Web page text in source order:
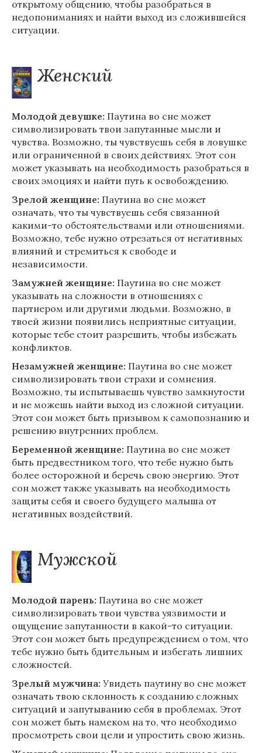
открытому общению, чтобы разобраться в
недопониманиях и найти выход из сложившейся
ситуации.
Женский
Молодой девушке: Паутина во сне может
символизировать твои запутанные мысли и
чувства. Возможно, ты чувствуешь себя в ловушке
или ограниченной в своих действиях. Этот сон
может указывать на необходимость разобраться в
своих эмоциях и найти путь к освобождению.
Зрелой женщине: Паутина во сне может
означать, что ты чувствуешь себя связанной
какими-то обстоятельствами или отношениями.
Возможно, тебе нужно отрезаться от негативных
влияний и стремиться к свободе и
независимости.
Замужней женщине: Паутина во сне может
указывать на сложности в отношениях с
партнером или другими людьми. Возможно, в
твоей жизни появились неприятные ситуации,
которые тебе стоит разрешить, чтобы избежать
конфликтов.
Незамужней женщине: Паутина во сне может
символизировать твои страхи и сомнения.
Возможно, ты испытываешь чувство замкнутости
и не можешь найти выход из сложной ситуации.
Этот сон может быть призывом к самопознанию и
решению внутренних проблем.
Беременной женщине: Паутина во сне может
быть предвестником того, что тебе нужно быть
более осторожной и беречь свою энергию. Этот
сон может также указывать на необходимость
защиты себя и своего будущего малыша от
негативных воздействий.
Мужской
Молодой парень: Паутина во сне может
символизировать твои чувства уязвимости и
ощущение запутанности в какой-то ситуации.
Этот сон может быть предупреждением о том, что
тебе нужно быть бдительным и избегать лишних
сложностей.
Зрелый мужчина: Увидеть паутину во сне может
означать твою склонность к созданию сложных
ситуаций и запутыванию себя в проблемах. Этот
сон может быть намеком на то, что необходимо
просмотреть свои цели и упростить свою жизнь.